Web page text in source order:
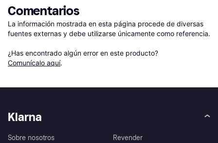
Comentarios
La información mostrada en esta página procede de diversas
fuentes externas y debe utilizarse únicamente como referencia.
¿Has encontrado algún error en este producto?
Comunícalo aquí.
Klarna
Sobre nosotros
Revender